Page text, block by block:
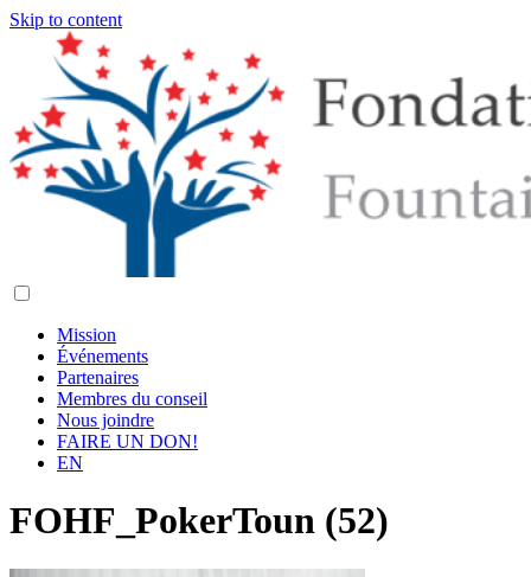
Skip to content
Mission
Événements
Partenaires
Membres du conseil
Nous joindre
FAIRE UN DON!
EN
FOHF_PokerToun (52)